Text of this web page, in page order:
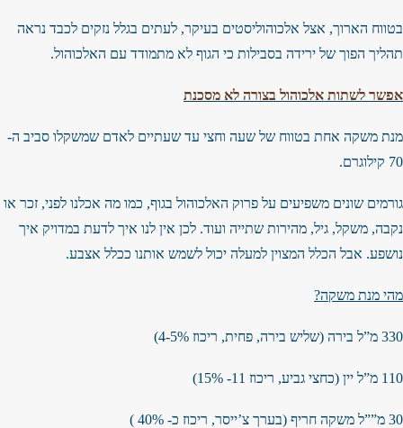
בטווח הארוך, אצל אלכוהוליסטים בעיקר, לעתים בגלל נזקים לכבד נראה
תהליך הפוך של ירידה בסבילות כי הגוף לא מתמודד עם האלכוהול.
אפשר לשתות אלכוהול בצורה לא מסכנת
מנת משקה אחת בטווח של שעה וחצי עד שעתיים לאדם שמשקלו סביב ה-
70 קילוגרם.
גורמים שונים משפיעים על פרוק האלכוהול בגוף, כמו מה אכלנו לפני, זכר או
נקבה, משקל, גיל, מהירות שתייה ועוד. לכן אין לנו איך לדעת במדויק איך
נושפע. אבל הכלל המצוין למעלה יכול לשמש אותנו ככלל אצבע.
מהי מנת משקה?
330 מ”ל בירה (שליש בירה, פחית, ריכוז 4-5%)
110 מ”ל יין (כחצי גביע, ריכוז 11- 15%)
30 מ””ל משקה חריף (בערך צ’ייסר, ריכוז כ- 40% )